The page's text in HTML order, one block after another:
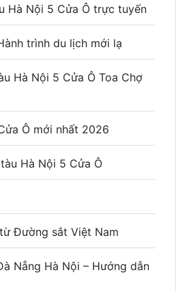
Hà Nội 5 Cửa Ô trực tuyến
trình du lịch mới lạ
Hà Nội 5 Cửa Ô Toa Chợ
Ô mới nhất 2026
Hà Nội 5 Cửa Ô
Đường sắt Việt Nam
Nẵng Hà Nội – Hướng dẫn